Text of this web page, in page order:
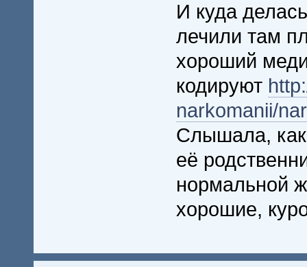
И куда
лечили там
хороший
кодируют
narkomanii/
Слышала, как
её
нормальной
хорошие,